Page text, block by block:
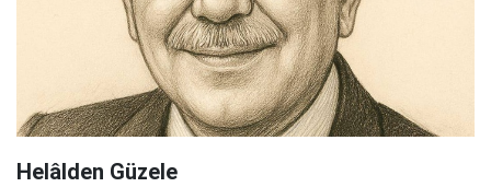
Helâlden Güzele